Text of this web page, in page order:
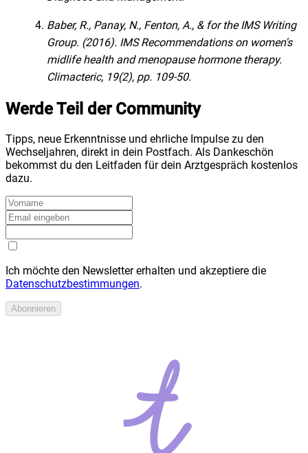
Baber, R., Panay, N., Fenton, A., & for the IMS Writing
Group. (2016). IMS Recommendations on women's
midlife health and menopause hormone therapy.
Climacteric, 19(2), pp. 109-50.
Werde Teil der Community
Tipps, neue Erkenntnisse und ehrliche Impulse zu den
Wechseljahren, direkt in dein Postfach. Als Dankeschön
bekommst du den Leitfaden für dein Arztgespräch kostenlos
dazu.
Ich möchte den Newsletter erhalten und akzeptiere die
Datenschutzbestimmungen.
Abonnieren